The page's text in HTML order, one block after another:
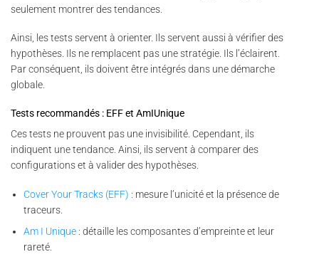
seulement montrer des tendances.
Ainsi, les tests servent à orienter. Ils servent aussi à vérifier des
hypothèses. Ils ne remplacent pas une stratégie. Ils l’éclairent.
Par conséquent, ils doivent être intégrés dans une démarche
globale.
Tests recommandés : EFF et AmIUnique
Ces tests ne prouvent pas une invisibilité. Cependant, ils
indiquent une tendance. Ainsi, ils servent à comparer des
configurations et à valider des hypothèses.
Cover Your Tracks (EFF) : mesure l’unicité et la présence de
traceurs.
Am I Unique : détaille les composantes d’empreinte et leur
rareté.